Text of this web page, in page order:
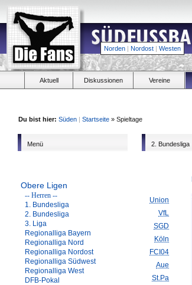
Norden | Nordost | Westen
Aktuell Diskussionen Vereine
Du bist hier: Süden | Startseite » Spieltage
Menü
Obere Ligen
-- Herren --
1. Bundesliga
2. Bundesliga
3. Liga
Regionalliga Bayern
Regionalliga Nord
Regionalliga Nordost
Regionalliga Südwest
Regionalliga West
DFB-Pokal
2. Bundesliga
Union
VfL
SGD
Köln
FCI04
Aue
St.Pa